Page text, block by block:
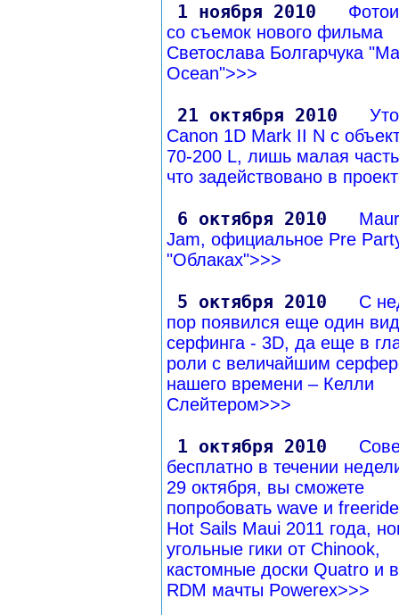
1 ноября 2010
со съемок нового фильма
Светослава Болгарчука
Ocean">>>
21 октября 2010
Canon 1D Mark II N с
70-200 L, лишь малая часть
что задействовано в
6 октября 2010
Jam, официальное Pre
"Облаках">>>
5 октября 2010
С
пор появился еще один вид
серфинга - 3D, да еще в
роли с величайшим
нашего времени – Келли
Слейтером>>>
1 октября 2010
бесплатно в течении
29 октября, вы сможете
попробовать wave и
Hot Sails Maui 2011 года,
угольные гики от Chinook,
кастомные доски Quatro и
RDM мачты Powerex>>>